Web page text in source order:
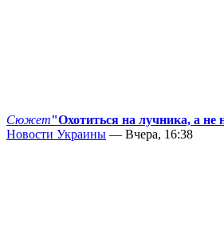
Сюжет"Охотиться на лучника, а не
Новости Украины — Вчера, 16:38